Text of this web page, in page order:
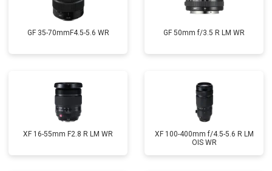
GF 35-70mmF4.5-5.6 WR GF 50mm f/3.5 R LM WR
XF 16-55mm F2.8 R LM WR
XF 100-400mm f/4.5-5.6 R LM
OIS WR